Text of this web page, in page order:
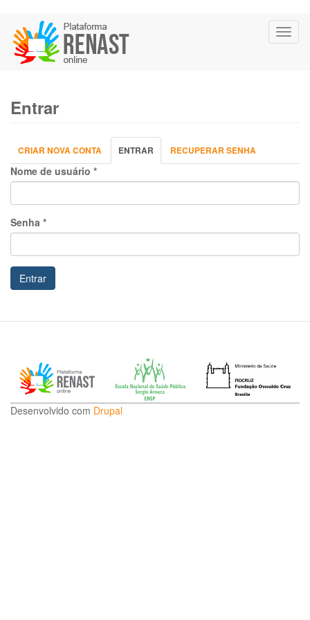
para
conteúdo
Entrar
Abas
primárias
CRIAR NOVA CONTA ENTRAR (ABA
ATIVA)
RECUPERAR SENHA
Nome de usuário *
Senha *
Entrar
Desenvolvido com Drupal